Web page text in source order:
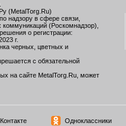
(MetalTorg.Ru)
надзору в сфере связи,
(Роскомнадзор),
о регистрации:
г.
черных, цветных и
с обязательной
на сайте MetalTorg.Ru, может
Одноклассники